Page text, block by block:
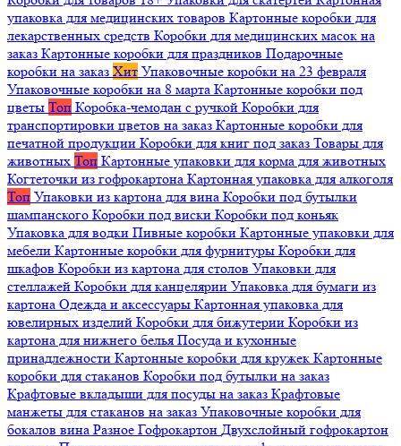
упаковка для медицинских товаров Картонные коробки для
лекарственных средств Коробки для медицинских масок на
заказ Картонные коробки для праздников Подарочные
коробки на заказ Хит Упаковочные коробки на 23 февраля
Упаковочные коробки на 8 марта Картонные коробки под
цветы Топ Коробка-чемодан с ручкой Коробки для
транспортировки цветов на заказ Картонные коробки для
печатной продукции Коробки для книг под заказ Товары для
животных Топ Картонные упаковки для корма для животных
Когтеточки из гофрокартона Картонная упаковка для алкоголя
Топ Упаковки из картона для вина Коробки под бутылки
шампанского Коробки под виски Коробки под коньяк
Упаковка для водки Пивные коробки Картонные упаковки для
мебели Картонные коробки для фурнитуры Коробки для
шкафов Коробки из картона для столов Упаковки для
стеллажей Коробки для канцелярии Упаковка для бумаги из
картона Одежда и аксессуары Картонная упаковка для
ювелирных изделий Коробки для бижутерии Коробки из
картона для нижнего белья Посуда и кухонные
принадлежности Картонные коробки для кружек Картонные
коробки для стаканов Коробки под бутылки на заказ
Крафтовые вкладыши для посуды на заказ Крафтовые
манжеты для стаканов на заказ Упаковочные коробки для
бокалов вина Разное Гофрокартон Двухслойный гофрокартон